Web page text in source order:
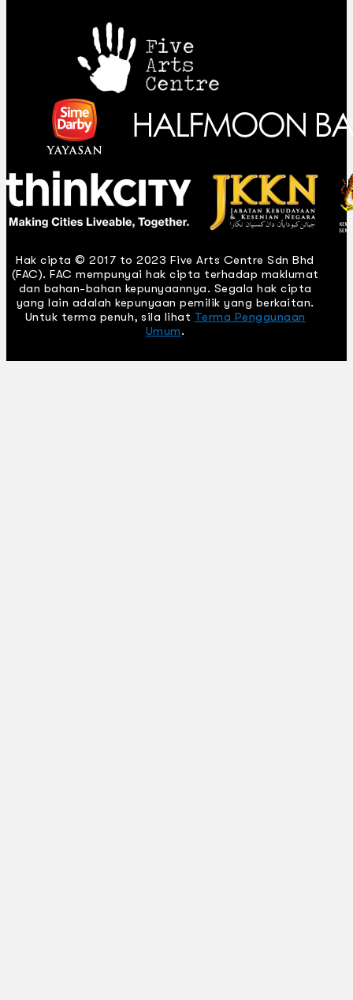
Hak cipta © 2017 to 2023 Five Arts Centre Sdn Bhd
(FAC). FAC mempunyai hak cipta terhadap maklumat
dan bahan-bahan kepunyaannya. Segala hak cipta
yang lain adalah kepunyaan pemilik yang berkaitan.
Untuk terma penuh, sila lihat Terma Penggunaan
Umum.